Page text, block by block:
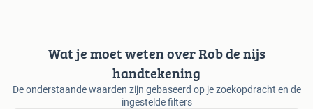
Wat je moet weten over Rob de nijs
handtekening
De onderstaande waarden zijn gebaseerd op je zoekopdracht en de
ingestelde filters